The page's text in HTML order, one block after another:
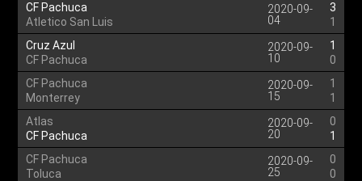
CF Pachuca
Atletico San Luis
2020-09-
04
3
1
Cruz Azul
CF Pachuca
2020-09-
10
1
0
CF Pachuca
Monterrey
2020-09-
15
1
1
Atlas
CF Pachuca
2020-09-
20
0
1
CF Pachuca
Toluca
2020-09-
25
0
0